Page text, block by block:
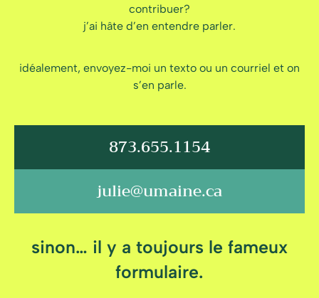
contribuer?
j’ai hâte d’en entendre parler.
idéalement, envoyez-moi un texto ou un courriel et on
s’en parle.
873.655.1154
julie@umaine.ca
sinon… il y a toujours le fameux
formulaire.